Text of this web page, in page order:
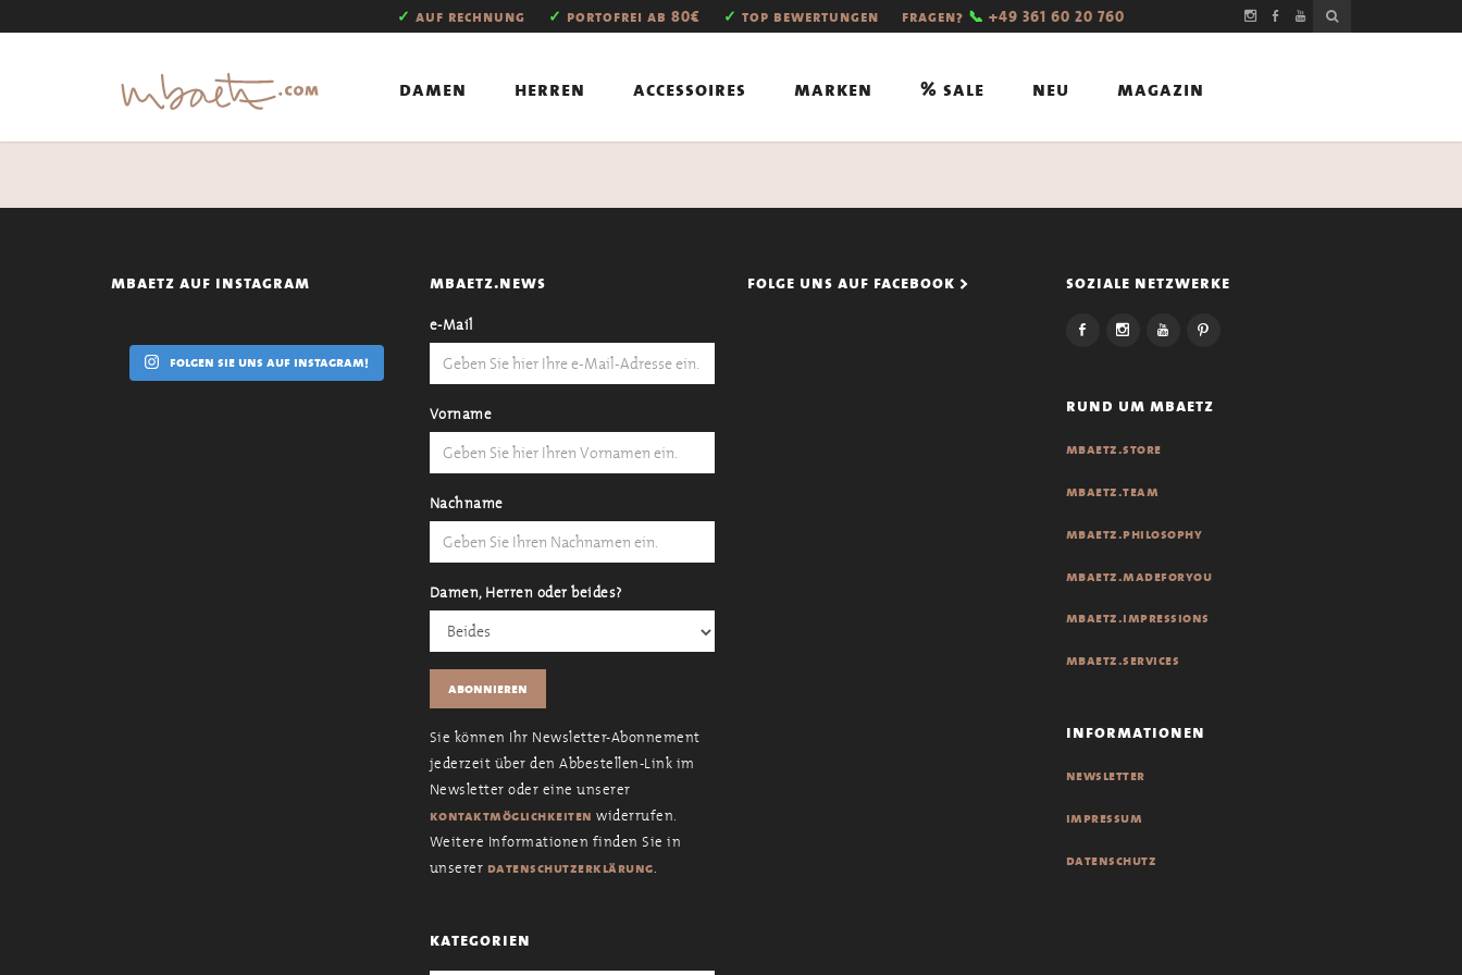
✓ auf rechnung ✓ portofrei ab 80€ ✓ top bewertungen fragen? 📞 +49 361 60 20 760
damen herren accessoires marken % sale neu magazin
mbaetz auf instagram
folgen sie uns auf instagram!
mbaetz.news
e-Mail
Vorname
Nachname
Damen, Herren oder beides?
Sie können Ihr Newsletter-Abonnement
jederzeit über den Abbestellen-Link im
Newsletter oder eine unserer
kontaktmöglichkeiten widerrufen.
Weitere Informationen finden Sie in
unserer datenschutzerklärung.
kategorien
folge uns auf facebook > soziale netzwerke
rund um mbaetz
mbaetz.store
mbaetz.team
mbaetz.philosophy
mbaetz.madeforyou
mbaetz.impressions
mbaetz.services
informationen
newsletter
impressum
datenschutz